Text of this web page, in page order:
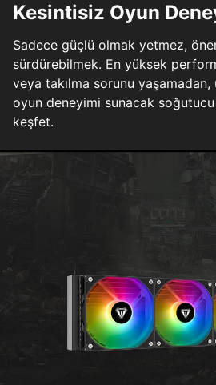
Kesintisiz Oyun
Sadece güçlü olmak yetmez,
sürdürebilmek. En yüksek
veya takılma sorunu yaşamadan,
oyun deneyimi sunacak
keşfet.